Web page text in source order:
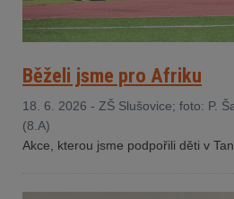
Běželi jsme pro Afriku
18. 6. 2026 - ZŠ Slušovice; foto: P.
(8.A)
Akce, kterou jsme podpořili děti v